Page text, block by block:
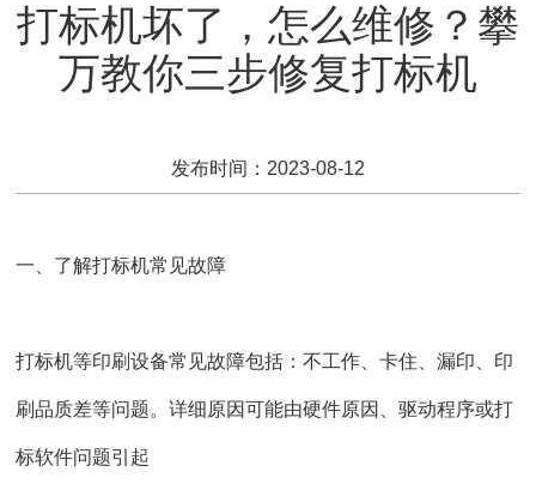
打标机坏了，怎么维修？攀
万教你三步修复打标机
发布时间：2023-08-12
一、了解打标机常见故障
打标机等印刷设备常见故障包括：不工作、卡住、漏印、印
刷品质差等问题。详细原因可能由硬件原因、驱动程序或打
标软件问题引起